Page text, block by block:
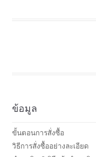
ข้อมูล
ขั้นตอนการสั่งซื้อ
วิธีการสั่งซื้ออย่างละเอียด